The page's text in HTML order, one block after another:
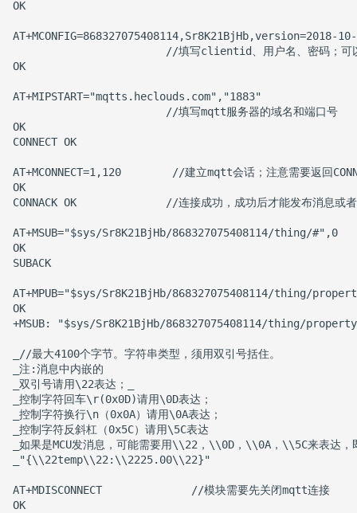
OK
//填写clientid、用户名、密码；可
OK
AT+MIPSTART="mqtts.heclouds.com","1883"
                        //填写mqtt服务器的域名和端口号
OK
CONNECT OK
AT+MCONNECT=1,120        //建立mqtt会话；注意需要返回
OK
CONNACK OK              //连接成功，成功后才能发布消息或者
AT+MSUB="$sys/Sr8K21BjHb/868327075408114/thing/
OK
SUBACK
AT+MPUB="$sys/Sr8K21BjHb/
OK
+MSUB: "$sys/Sr8K21BjHb/868327075408114/thing/
_//最大4100个字节。字符串类型，须用双引号括住。
_注:消息中内嵌的
_双引号请用\22表达；_
_控制字符回车\r(0x0D)请用\0D表达；
_控制字符换行\n（0x0A）请用\0A表达；
_控制字符反斜杠（0x5C）请用\5C表达
_如果是MCU发消息，可能需要用\\22，\\0D，\\0A，\\5C来表达
_"{\\22temp\\22:\\2225.00\\22}"
AT+MDISCONNECT              //模块需要先关闭mqtt连接
OK